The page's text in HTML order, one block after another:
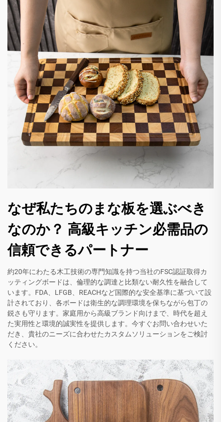
なぜ私たちのまな板を選ぶべき
なのか？ 高級キッチン必需品の
信頼できるパートナー
約20年にわたる木工技術の専門知識を持つ当社のFSC認証取得カ
ッティングボードは、倫理的な調達と比類ない耐久性を融合して
います。FDA、LFGB、REACHなど国際的な安全基準に基づいて設
計されており、各ボードは衛生的な調理環境を保ちながら包丁の
鋭さも守ります。家庭用から高級ブランド向けまで、時代を超え
た実用性と環境的誠実性を提供します。今すぐお問い合わせいた
だき、貴社のニーズに合わせたカスタムソリューションをご検討
ください。